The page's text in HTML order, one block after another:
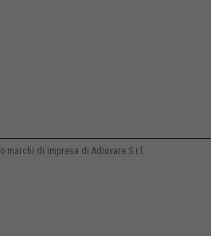
marchi di impresa di Adiuvare S.r.l.